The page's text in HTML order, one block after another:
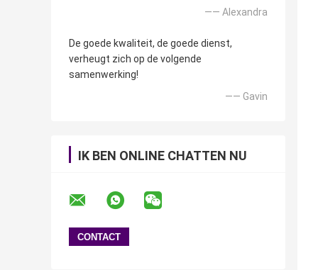
—— Alexandra
De goede kwaliteit, de goede dienst,
verheugt zich op de volgende
samenwerking!
—— Gavin
IK BEN ONLINE CHATTEN NU